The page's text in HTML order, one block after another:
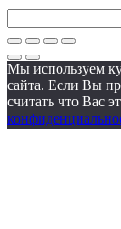
Мы используем
сайта. Если Вы
считать что Вас